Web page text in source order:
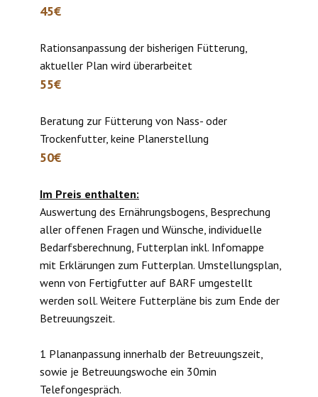
45€
Rationsanpassung der bisherigen Fütterung,
aktueller Plan wird überarbeitet
55€
Beratung zur Fütterung von Nass- oder
Trockenfutter, keine Planerstellung
50€
Im Preis enthalten:
Auswertung des Ernährungsbogens, Besprechung
aller offenen Fragen und Wünsche, individuelle
Bedarfsberechnung, Futterplan inkl. Infomappe
mit Erklärungen zum Futterplan. Umstellungsplan,
wenn von Fertigfutter auf BARF umgestellt
werden soll. Weitere Futterpläne bis zum Ende der
Betreuungszeit.
1 Plananpassung innerhalb der Betreuungszeit,
sowie je Betreuungswoche ein 30min
Telefongespräch.